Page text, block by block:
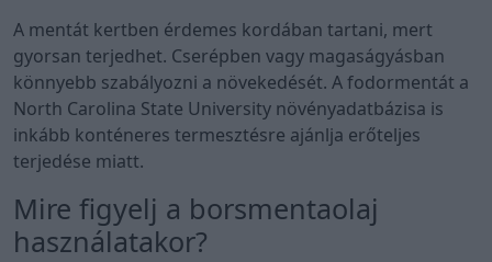
A mentát kertben érdemes kordában tartani, mert
gyorsan terjedhet. Cserépben vagy magaságyásban
könnyebb szabályozni a növekedését. A fodormentát a
North Carolina State University növényadatbázisa is
inkább konténeres termesztésre ajánlja erőteljes
terjedése miatt.
Mire figyelj a borsmentaolaj
használatakor?